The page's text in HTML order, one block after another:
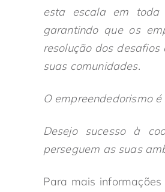
esta escala em toda
garantindo que os
resolução dos
suas comunidades.
O empreendedorismo
Desejo sucesso à
perseguem as suas
Para mais